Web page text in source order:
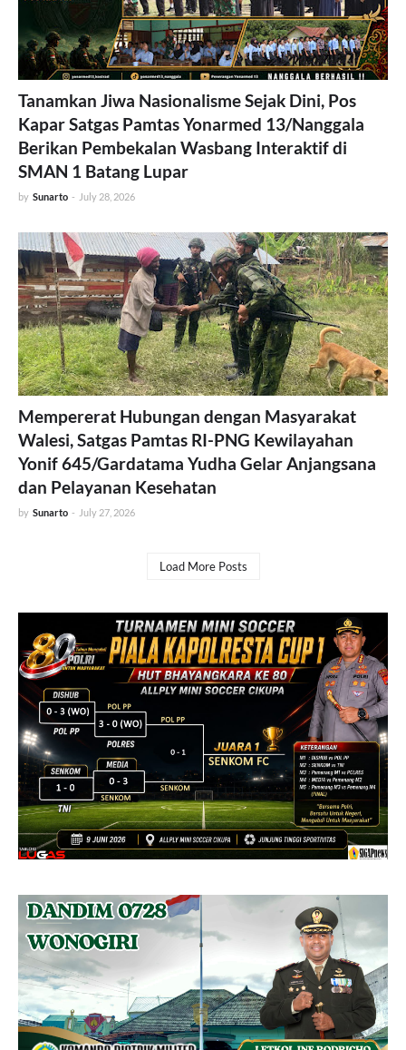
Tanamkan Jiwa Nasionalisme Sejak Dini, Pos
Kapar Satgas Pamtas Yonarmed 13/Nanggala
Berikan Pembekalan Wasbang Interaktif di
SMAN 1 Batang Lupar
by Sunarto - July 28, 2026
Mempererat Hubungan dengan Masyarakat
Walesi, Satgas Pamtas RI-PNG Kewilayahan
Yonif 645/Gardatama Yudha Gelar Anjangsana
dan Pelayanan Kesehatan
by Sunarto - July 27, 2026
Load More Posts